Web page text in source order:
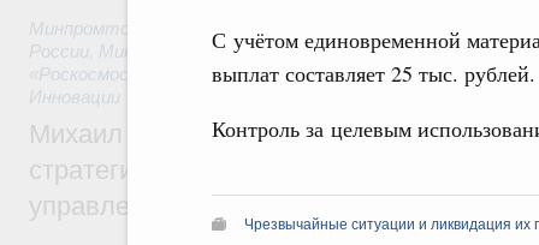
С учётом единовременной
выплат составляет 25 тыс.
Контроль за целевым
Чрезвычайные ситуации и ликвидация их
Минпромторг России
России Минсельхоз России,Минэнерго России,Минтранс
«Роскосмос»
Госкорпорация «Росатом»,2 часа назад,
Инновации
Михаил Мишустин дал поручения по
стратегической сессии о
управления научно-технологическим